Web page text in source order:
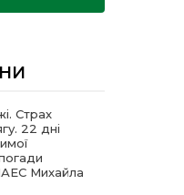
Страх
22 дні
Михайла